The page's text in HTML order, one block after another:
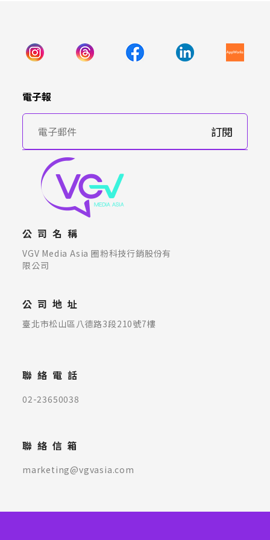
電子報
訂閱
公司名稱
VGV Media Asia 圈粉科技行銷股份有
限公司
公司地址
臺北市松山區八德路3段210號7樓
聯絡電話
02-23650038
聯絡信箱
marketing@vgvasia.com